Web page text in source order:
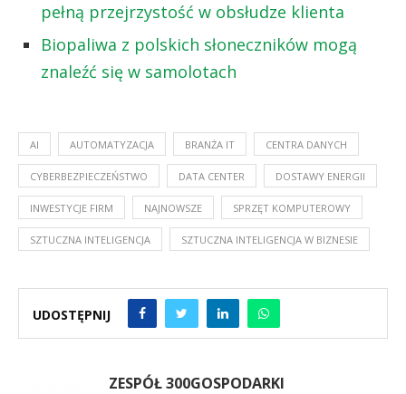
pełną przejrzystość w obsłudze klienta
Biopaliwa z polskich słoneczników mogą
znaleźć się w samolotach
AI AUTOMATYZACJA BRANŻA IT CENTRA DANYCH
CYBERBEZPIECZEŃSTWO DATA CENTER DOSTAWY ENERGII
INWESTYCJE FIRM NAJNOWSZE SPRZĘT KOMPUTEROWY
SZTUCZNA INTELIGENCJA SZTUCZNA INTELIGENCJA W BIZNESIE
UDOSTĘPNIJ
ZESPÓŁ 300GOSPODARKI